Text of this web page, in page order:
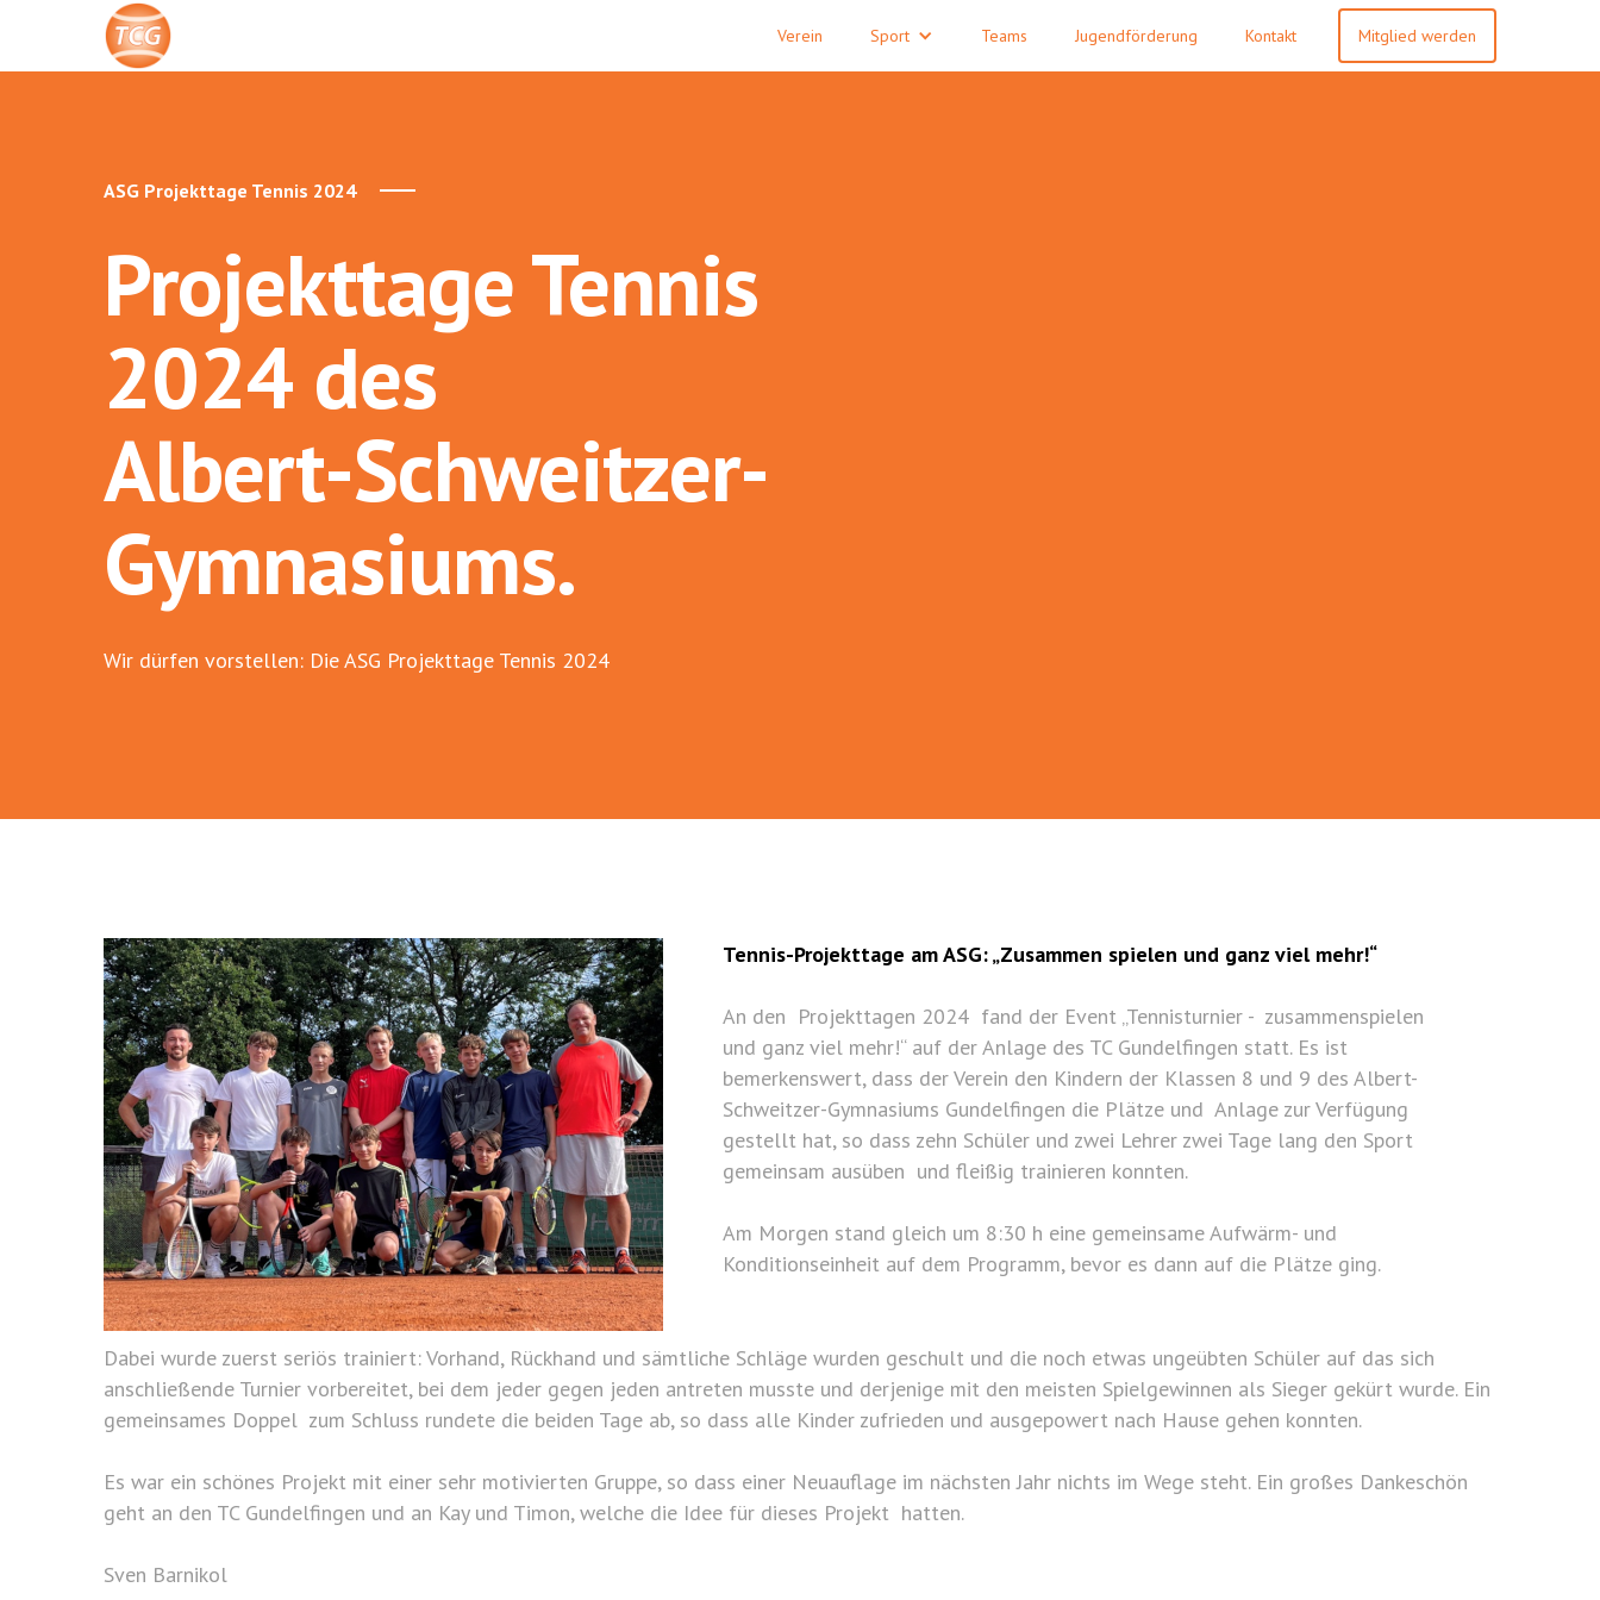
Verein Sport Teams Jugendförderung Kontakt Mitglied werden
ASG Projekttage Tennis 2024
Projekttage Tennis
2024 des
Albert-Schweitzer-
Gymnasiums.
Wir dürfen vorstellen: Die ASG Projekttage Tennis 2024
Tennis-Projekttage am ASG: „Zusammen spielen und ganz viel mehr!“
An den Projekttagen 2024 fand der Event „Tennisturnier - zusammenspielen
und ganz viel mehr!“ auf der Anlage des TC Gundelfingen statt. Es ist
bemerkenswert, dass der Verein den Kindern der Klassen 8 und 9 des Albert-
Schweitzer-Gymnasiums Gundelfingen die Plätze und Anlage zur Verfügung
gestellt hat, so dass zehn Schüler und zwei Lehrer zwei Tage lang den Sport
gemeinsam ausüben und fleißig trainieren konnten.
Am Morgen stand gleich um 8:30 h eine gemeinsame Aufwärm- und
Konditionseinheit auf dem Programm, bevor es dann auf die Plätze ging.
Dabei wurde zuerst seriös trainiert: Vorhand, Rückhand und sämtliche Schläge wurden geschult und die noch etwas ungeübten Schüler auf das sich
anschließende Turnier vorbereitet, bei dem jeder gegen jeden antreten musste und derjenige mit den meisten Spielgewinnen als Sieger gekürt wurde. Ein
gemeinsames Doppel zum Schluss rundete die beiden Tage ab, so dass alle Kinder zufrieden und ausgepowert nach Hause gehen konnten.
Es war ein schönes Projekt mit einer sehr motivierten Gruppe, so dass einer Neuauflage im nächsten Jahr nichts im Wege steht. Ein großes Dankeschön
geht an den TC Gundelfingen und an Kay und Timon, welche die Idee für dieses Projekt hatten.
Sven Barnikol